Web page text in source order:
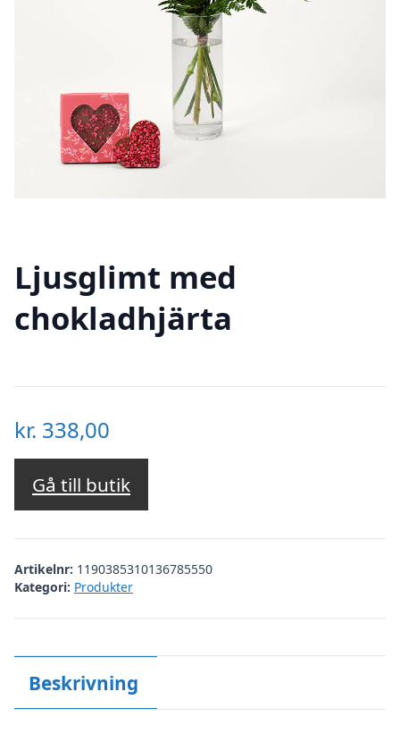
Ljusglimt med
chokladhjärta
kr. 338,00
Gå till butik
Artikelnr: 1190385310136785550
Kategori: Produkter
Beskrivning